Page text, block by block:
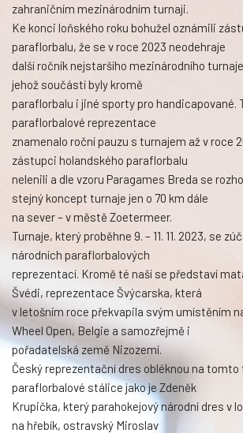
zahraničním mezinárodním turnaji.
Ke konci loňského roku bohužel oznámili
paraflorbalu, že se v roce 2023 neodehraje
další ročník nejstaršího mezinárodního
jehož součástí byly kromě
paraflorbalu i jiné sporty pro handicapované.
paraflorbalové reprezentace
znamenalo roční pauzu s turnajem až v roce
zástupci holandského paraflorbalu
nelenili a dle vzoru Paragames Breda se
stejný koncept turnaje jen o 70 km dále
na sever – v městě Zoetermeer.
Turnaje, který proběhne 9. – 11. 11. 2023, se
národních paraflorbalových
reprezentací. Kromě té naší se představí
Švédi, reprezentace Švýcarska, která
v letošním roce překvapila svým umístěním
Wheel Open, Belgie a samozřejmě i
pořadatelská země Nizozemí.
Český reprezentační dres obléknou na tomto
paraflorbalové stálice jako je Zdeněk
Krupička, který parahokejový národní dres v
na hřebík, ostravský Miroslav